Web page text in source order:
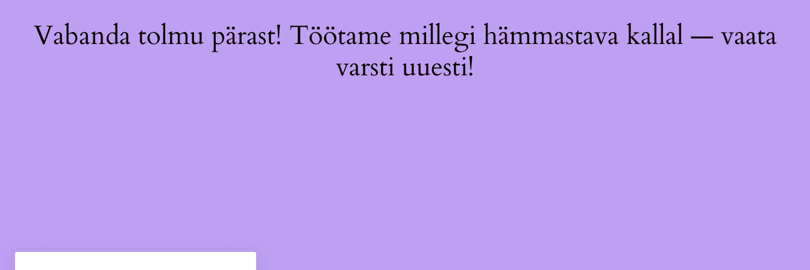
Vabanda tolmu pärast! Töötame millegi hämmastava kallal — vaata
varsti uuesti!